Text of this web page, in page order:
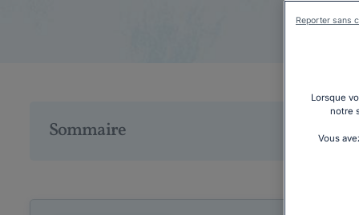
Sommaire
Lorsque
notre
Vous
Reporter sans